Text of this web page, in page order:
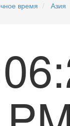
время Азия